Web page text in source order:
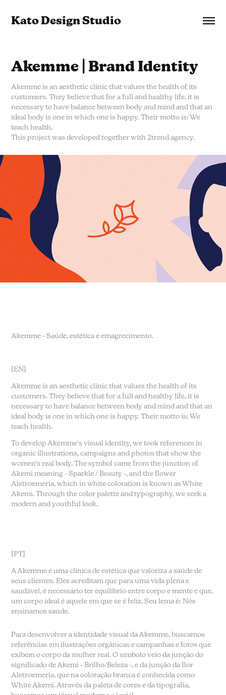
Kato Design Studio
Akemme | Brand Identity
Akemme is an aesthetic clinic that values the health of its
customers. They believe that for a full and healthy life, it is
necessary to have balance between body and mind and that an
ideal body is one in which one is happy. Their motto is: We
teach health.
This project was developed together with 2trend agency.
Akemme - Saúde, estética e emagrecimento.
[EN]
Akemme is an aesthetic clinic that values the health of its
customers. They believe that for a full and healthy life, it is
necessary to have balance between body and mind and that an
ideal body is one in which one is happy. Their motto is:We
teach health.
To develop Akemme's visual identity, we took references in
organic illustrations, campaigns and photos that show the
women's real body. The symbol came from the junction of
Akemi meaning - Sparkle / Beauty -, and the flower
Alstroemeria, which in white coloration is known as White
Akemi. Through the color palette and typography, we seek a
modern and youthful look.
[PT]
A Akemme é uma clínica de estética que valoriza a saúde de
seus clientes. Eles acreditam que para uma vida plena e
saudável, é necessário ter equilíbrio entre corpo e mente e que,
um corpo ideal é aquele em que se é feliz. Seu lema é:Nós
ensinamos saúde.
Para desenvolver a identidade visual da Akemme, buscamos
referências em ilustrações orgânicas e campanhas e fotos que
exibem o corpo da mulher real. O símbolo veio da junção do
significado de Akemi - Brilho/Beleza -, e da junção da flor
Alstroemeria, que na coloração branca é conhecida como
White Akemi. Através da paleta de cores e da tipografia,